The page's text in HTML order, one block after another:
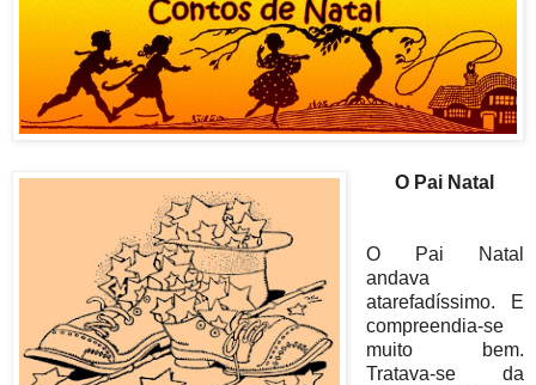
O Pai Natal
O Pai Natal
andava
atarefadíssimo. E
compreendia-se
muito bem.
Tratava-se da